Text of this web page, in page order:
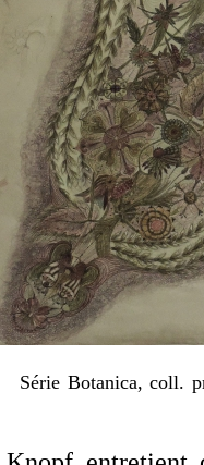
Série Botanica, coll.